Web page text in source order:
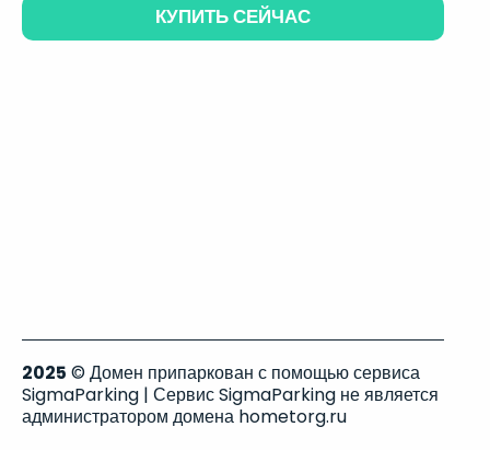
КУПИТЬ СЕЙЧАС
2025 © Домен припаркован с помощью сервиса
SigmaParking | Сервис SigmaParking не является
администратором домена hometorg.ru